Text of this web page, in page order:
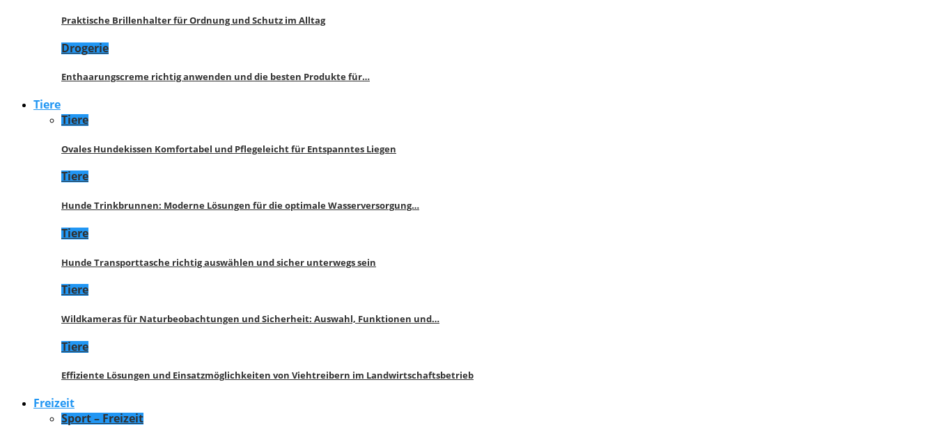
Praktische Brillenhalter für Ordnung und Schutz im Alltag
Drogerie
Enthaarungscreme richtig anwenden und die besten Produkte für…
Tiere
Tiere
Ovales Hundekissen Komfortabel und Pflegeleicht für Entspanntes Liegen
Tiere
Hunde Trinkbrunnen: Moderne Lösungen für die optimale Wasserversorgung…
Tiere
Hunde Transporttasche richtig auswählen und sicher unterwegs sein
Tiere
Wildkameras für Naturbeobachtungen und Sicherheit: Auswahl, Funktionen und…
Tiere
Effiziente Lösungen und Einsatzmöglichkeiten von Viehtreibern im Landwirtschaftsbetrieb
Freizeit
Sport – Freizeit